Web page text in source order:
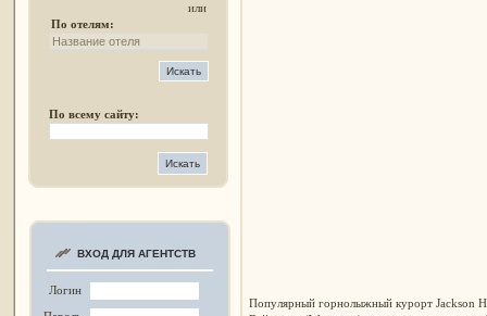
или
По отелям:
По всему сайту:
ВХОД ДЛЯ АГЕНТСТВ
Логин
Популярный горнолыжный курорт Jackson